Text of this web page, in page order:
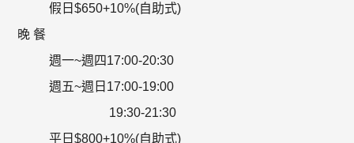
假日$650+10%(自助式)
晚 餐
週一~週四17:00-20:30
週五~週日17:00-19:00
19:30-21:30
平日$800+10%(自助式)